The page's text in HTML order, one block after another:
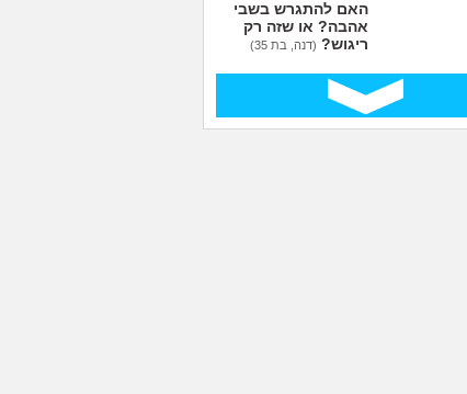
האם להתגרש בשביל
אהבה? או שזה רק
ריגוש? (דנה, בת 35)